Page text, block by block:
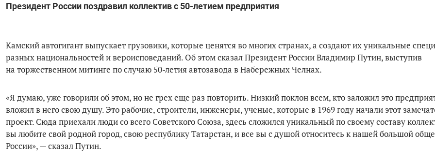
Президент России поздравил коллектив с 50-летием предприятия
Камский автогигант выпускает грузовики, которые ценятся во многих странах, а создают их уникальные
разных национальностей и вероисповеданий. Об этом сказал Президент России Владимир Путин, выступив
на торжественном митинге по случаю 50-летия автозавода в Набережных Челнах.
«Я думаю, уже говорили об этом, но не грех еще раз повторить. Низкий поклон всем, кто заложил это
вложил в него свою душу. Это рабочие, строители, инженеры, ученые, которые в 1969 году начали этот
проект. Сюда приехали люди со всего Советского Союза, здесь сложился уникальный по своему составу
вы любите свой родной город, свою республику Татарстан, и все вы с душой относитесь к нашей большой
России», — сказал Путин.